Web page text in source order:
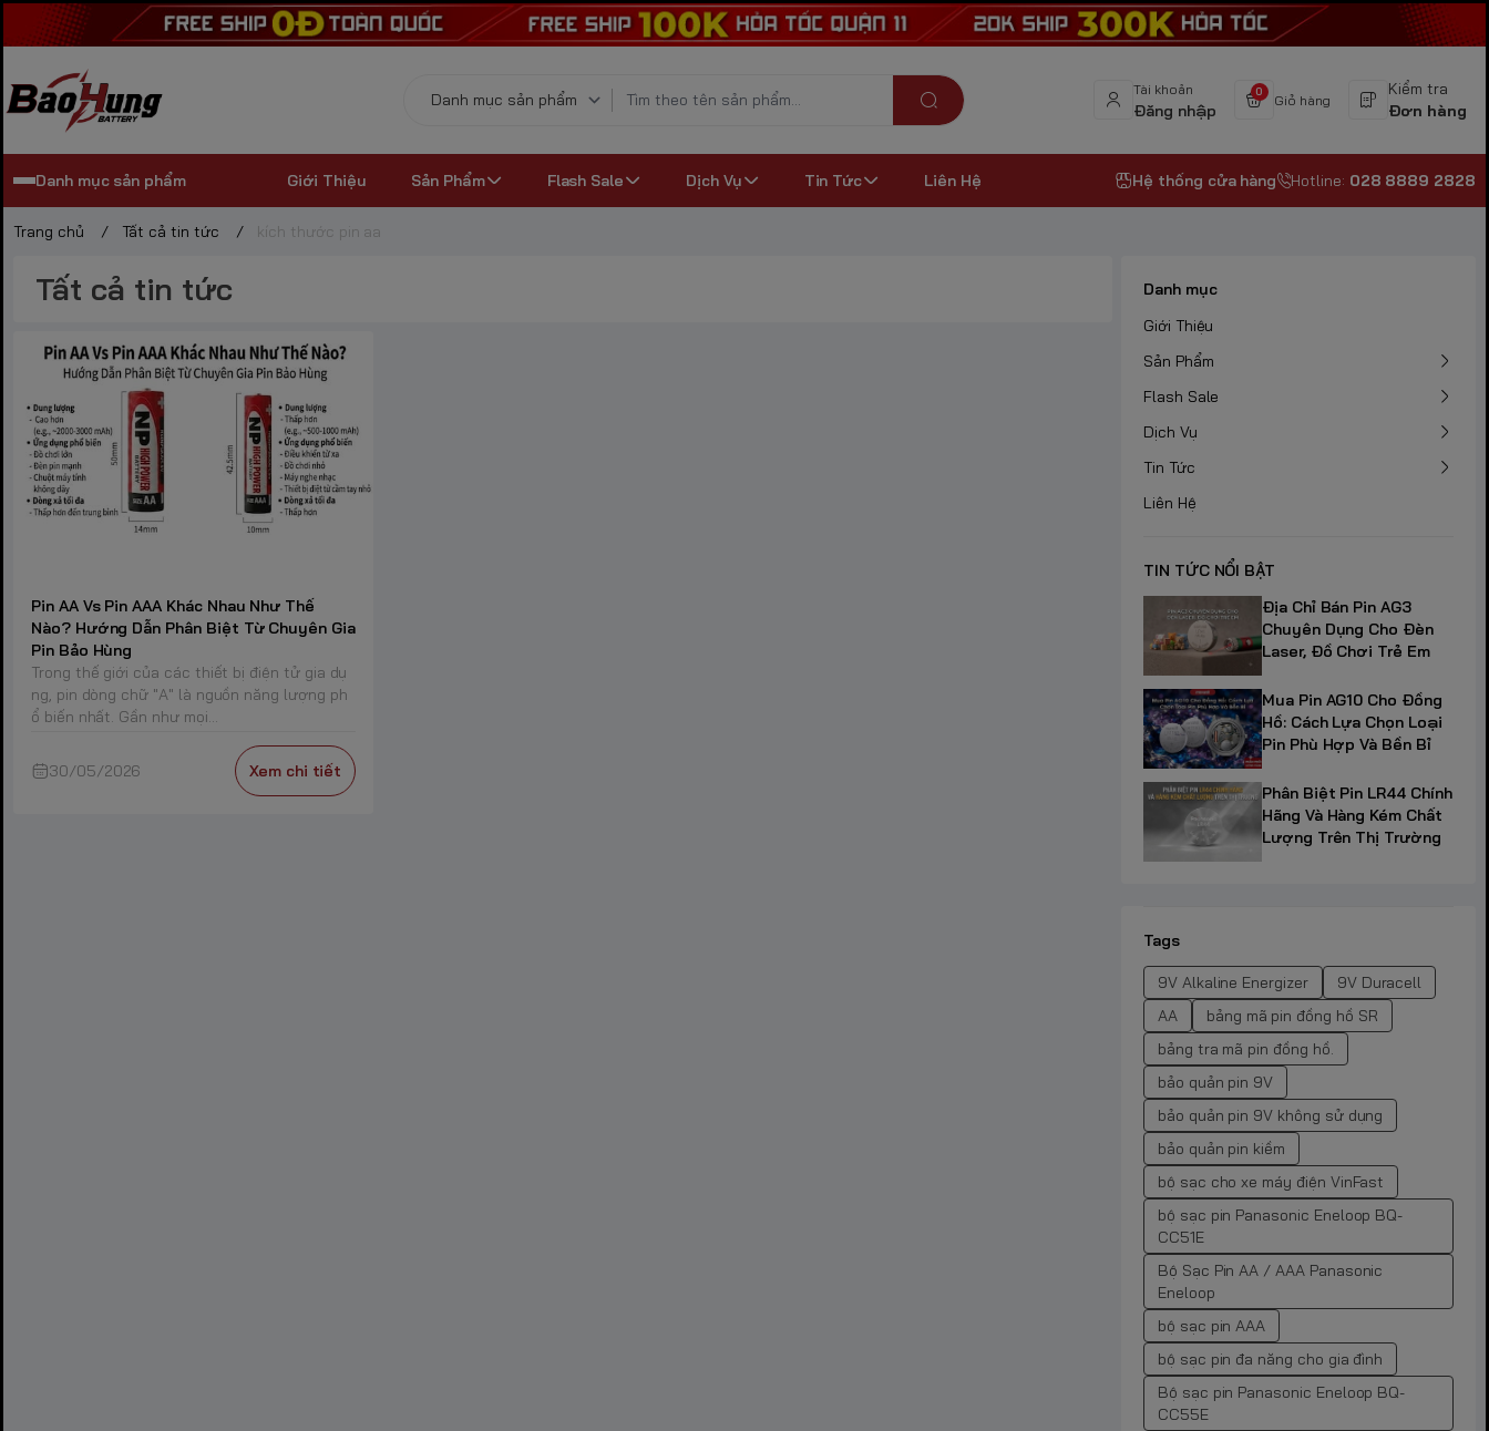
Tài khoản
Đăng nhập
0
Giỏ hàng
Kiểm tra
Đơn hàng
Danh mục sản phẩm Giới Thiệu Sản Phẩm Flash Sale Dịch Vụ Tin Tức Liên Hệ Hệ thống cửa hàng Hotline: 028 8889 2828
Trang chủ / Tất cả tin tức / kích thước pin aa
Tất cả tin tức
Pin AA Vs Pin AAA Khác Nhau Như Thế
Nào? Hướng Dẫn Phân Biệt Từ Chuyên Gia
Pin Bảo Hùng
Trong thế giới của các thiết bị điện tử gia dụ
ng, pin dòng chữ "A" là nguồn năng lượng ph
ổ biến nhất. Gần như mọi...
30/05/2026 Xem chi tiết
Danh mục
Giới Thiệu
Sản Phẩm
Flash Sale
Dịch Vụ
Tin Tức
Liên Hệ
TIN TỨC NỔI BẬT
Địa Chỉ Bán Pin AG3
Chuyên Dụng Cho Đèn
Laser, Đồ Chơi Trẻ Em
Mua Pin AG10 Cho Đồng
Hồ: Cách Lựa Chọn Loại
Pin Phù Hợp Và Bền Bỉ
Phân Biệt Pin LR44 Chính
Hãng Và Hàng Kém Chất
Lượng Trên Thị Trường
Tags
9V Alkaline Energizer
9V Duracell
AA
bảng mã pin đồng hồ SR
bảng tra mã pin đồng hồ.
bảo quản pin 9V
bảo quản pin 9V không sử dụng
bảo quản pin kiềm
bộ sạc cho xe máy điện VinFast
bộ sạc pin Panasonic Eneloop BQ-
CC51E
Bộ Sạc Pin AA / AAA Panasonic
Eneloop
bộ sạc pin AAA
bộ sạc pin đa năng cho gia đình
Bộ sạc pin Panasonic Eneloop BQ-
CC55E